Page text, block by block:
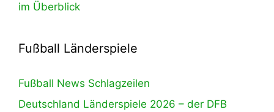
im Überblick
Fußball Länderspiele
Fußball News Schlagzeilen
Deutschland Länderspiele 2026 – der DFB